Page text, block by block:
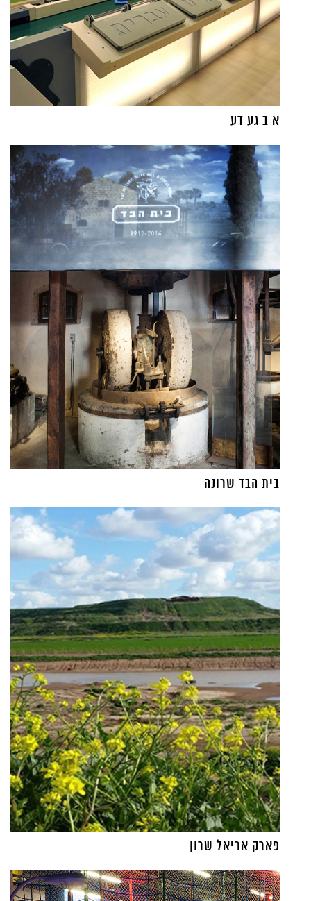
א ב גע דע
בית הבד שרונה
פארק אריאל שרון